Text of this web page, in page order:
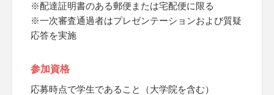
※配達証明書のある郵便または宅配便に限る
※一次審査通過者はプレゼンテーションおよび質疑
応答を実施
参加資格
応募時点で学生であること（大学院を含む）